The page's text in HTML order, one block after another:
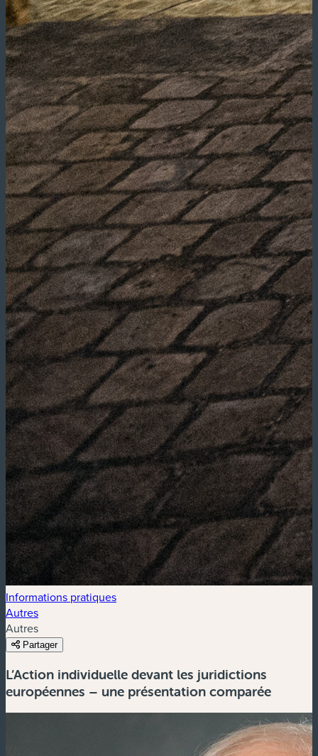
Informations pratiques
Autres
Autres
Partager
L’Action individuelle devant les juridictions
européennes – une présentation comparée